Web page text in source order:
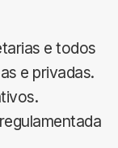
e todos
e privadas.